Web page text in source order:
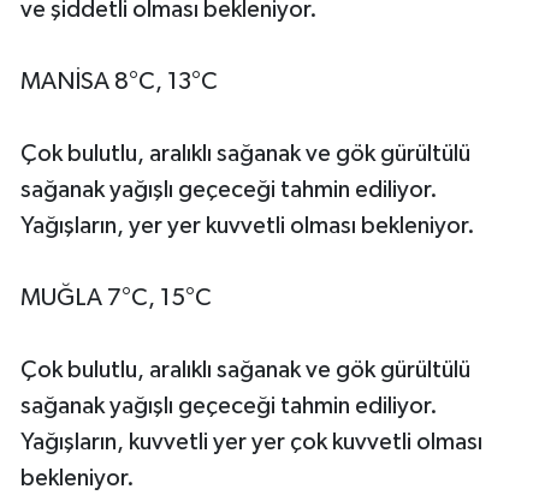
ve şiddetli olması bekleniyor.
MANİSA 8°C, 13°C
Çok bulutlu, aralıklı sağanak ve gök gürültülü
sağanak yağışlı geçeceği tahmin ediliyor.
Yağışların, yer yer kuvvetli olması bekleniyor.
MUĞLA 7°C, 15°C
Çok bulutlu, aralıklı sağanak ve gök gürültülü
sağanak yağışlı geçeceği tahmin ediliyor.
Yağışların, kuvvetli yer yer çok kuvvetli olması
bekleniyor.